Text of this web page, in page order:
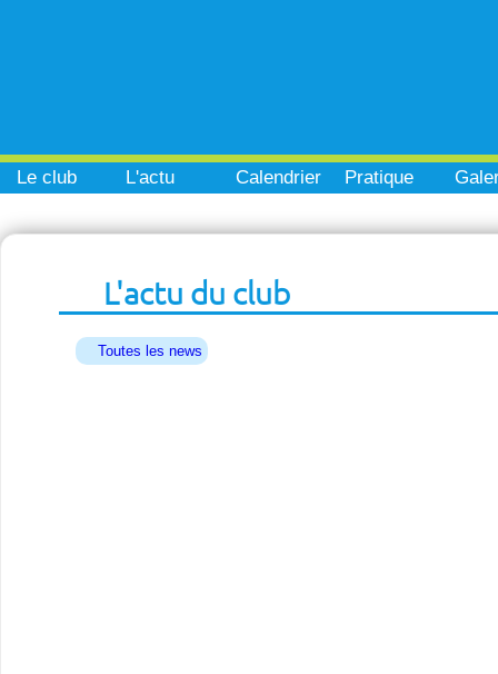
Le club L'actu Calendrier Pratique
L'actu du club
Toutes les news